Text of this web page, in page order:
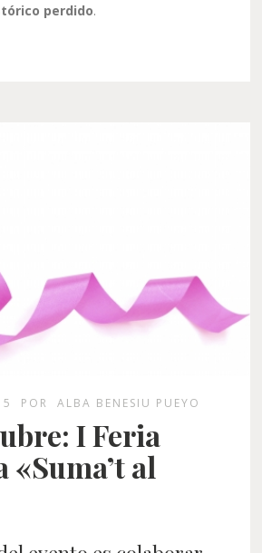
perdido.
POR ALBA BENESIU PUEYO
I Feria
al